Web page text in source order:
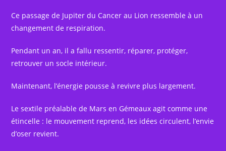
Ce passage de Jupiter du Cancer au Lion ressemble à un
changement de respiration.
Pendant un an, il a fallu ressentir, réparer, protéger,
retrouver un socle intérieur.
Maintenant, l’énergie pousse à revivre plus largement.
Le sextile préalable de Mars en Gémeaux agit comme une
étincelle : le mouvement reprend, les idées circulent, l’envie
d’oser revient.